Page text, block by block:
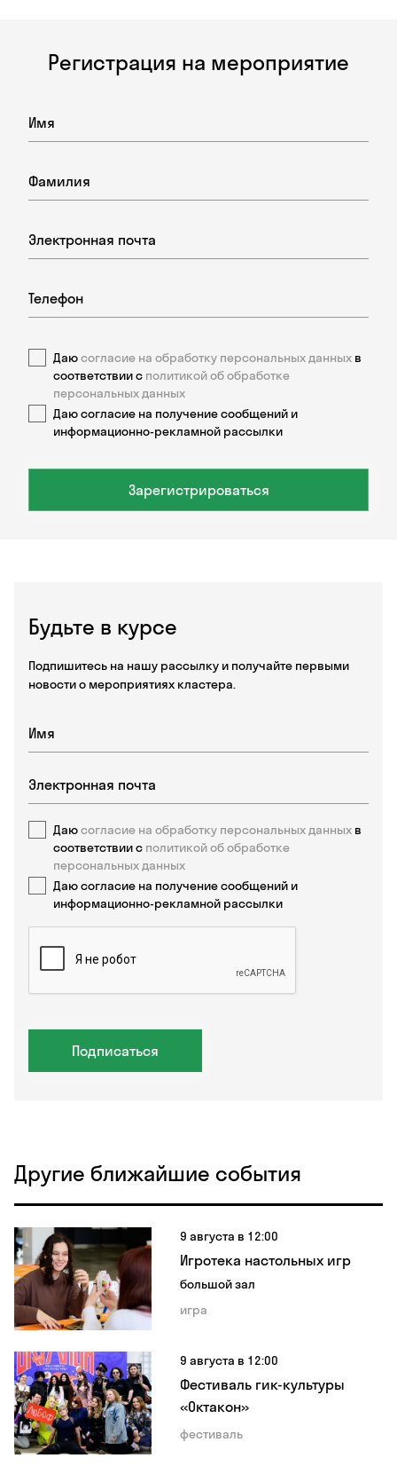
Будьте в курсе
Подпишитесь на нашу рассылку и получайте первыми
новости о мероприятиях кластера.
Даюсогласие на обработку персональных данных в
соответствии с политикой об обработке
персональных данных
Даю согласие на получение сообщений и
информационно-рекламной рассылки
Подписаться
Регистрация на мероприятие
Даюсогласие на обработку персональных данных в
соответствии с политикой об обработке
персональных данных
Даю согласие на получение сообщений и
информационно-рекламной рассылки
Зарегистрироваться
Другие ближайшие события
9 августа в 12:00
Игротека настольных игр
большой зал
игра
9 августа в 12:00
Фестиваль гик-культуры
«Октакон»
фестиваль